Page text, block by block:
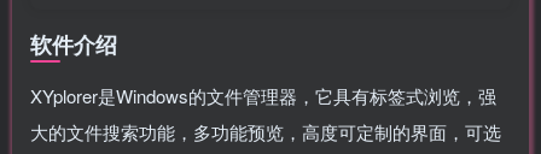
软件介绍
XYplorer是Windows的文件管理器，它具有标签式浏览，强
大的文件搜索功能，多功能预览，高度可定制的界面，可选